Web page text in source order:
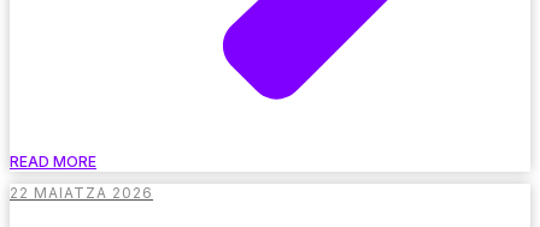
READ MORE
22 MAIATZA 2026